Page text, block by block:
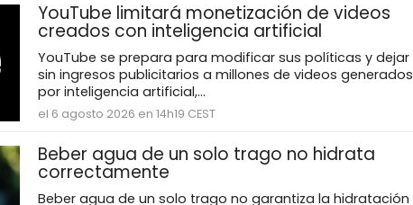
YouTube limitará monetización de videos
creados con inteligencia artificial
YouTube se prepara para modificar sus políticas y dejar
sin ingresos publicitarios a millones de videos generados
por inteligencia artificial,...
el 6 agosto 2026 en 14h19 CEST
Beber agua de un solo trago no hidrata
correctamente
Beber agua de un solo trago no garantiza la hidratación